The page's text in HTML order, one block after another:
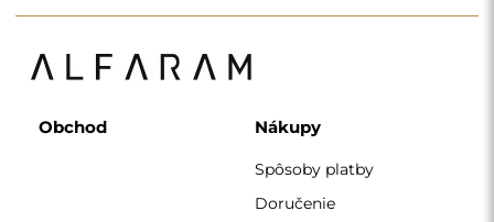
Obchod Nákupy
Spôsoby platby
Doručenie